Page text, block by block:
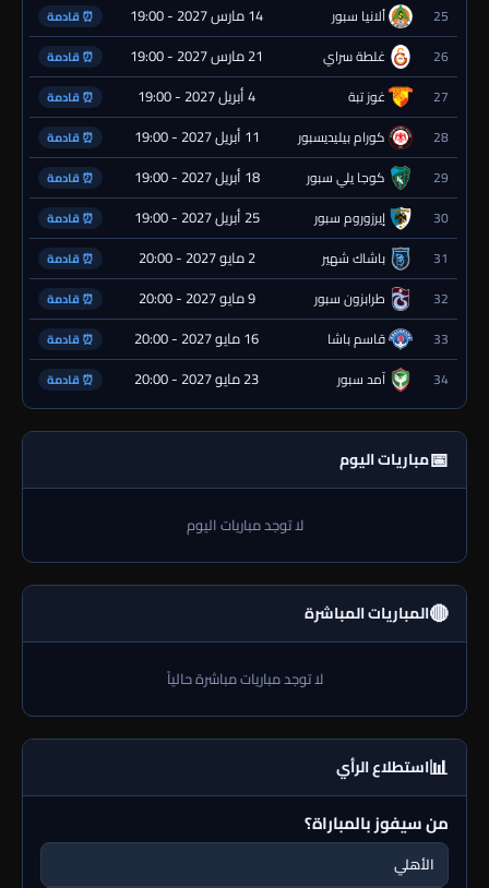
25 ألانيا سبور 14 مارس 2027 - 19:00 ⏰ قادمة
26 غلطة سراي 21 مارس 2027 - 19:00 ⏰ قادمة
27 غوز تبة 4 أبريل 2027 - 19:00 ⏰ قادمة
28 كورام بيليديسبور 11 أبريل 2027 - 19:00 ⏰ قادمة
29 كوجا يلي سبور 18 أبريل 2027 - 19:00 ⏰ قادمة
30 إيرزوروم سبور 25 أبريل 2027 - 19:00 ⏰ قادمة
31 باشاك شهير 2 مايو 2027 - 20:00 ⏰ قادمة
32 طرابزون سبور 9 مايو 2027 - 20:00 ⏰ قادمة
33 قاسم باشا 16 مايو 2027 - 20:00 ⏰ قادمة
34 آمد سبور 23 مايو 2027 - 20:00 ⏰ قادمة
📅مباريات اليوم
لا توجد مباريات اليوم
🔴المباريات المباشرة
لا توجد مباريات مباشرة حالياً
📊استطلاع الرأي
من سيفوز بالمباراة؟
الأهلي